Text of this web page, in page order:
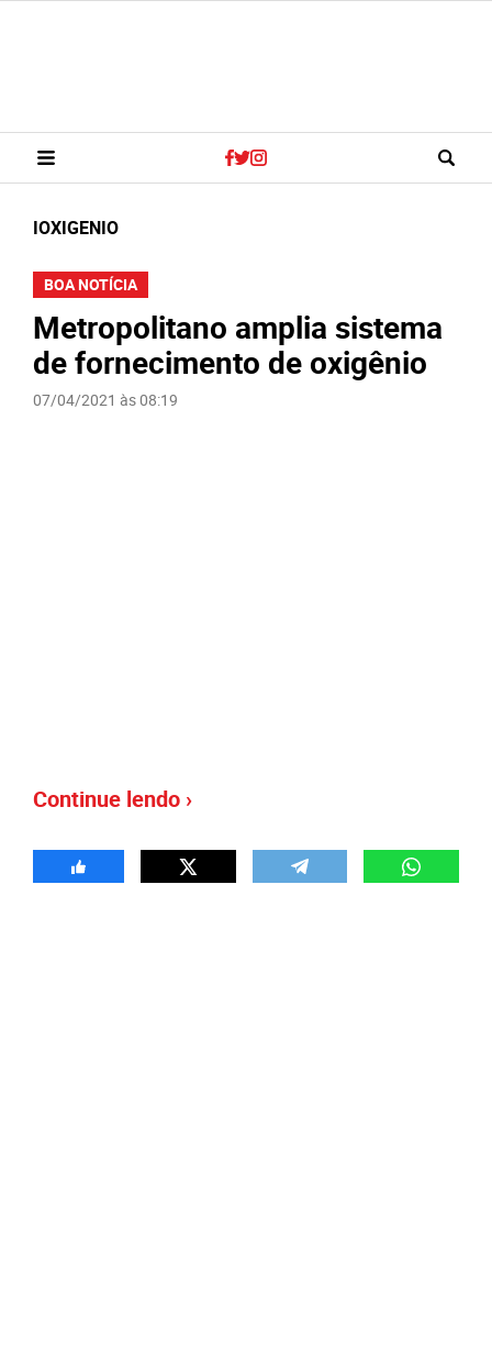
IOXIGENIO
BOA NOTÍCIA
Metropolitano amplia sistema
de fornecimento de oxigênio
07/04/2021 às 08:19
Continue lendo ›